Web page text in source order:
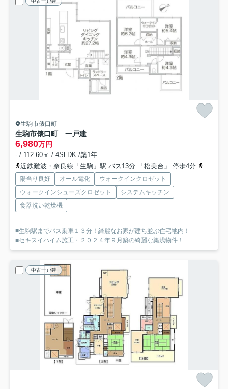
生駒市俵口町
生駒市俵口町 一戸建
6,980万円
- / 112.60㎡ / 4SLDK /築1年
近鉄難波・奈良線「生駒」駅 バス13分 「松美台」 停歩4分
陽当り良好 オール電化
ウォークインクロゼット
ウォークインシューズクロゼット
システムキッチン
食器洗い乾燥機
■生駒駅までバス乗車１３分！綺麗なお家が建ち並ぶ住宅地内！
■セキスイハイム施工・２０２４年９月築の綺麗な築浅物件！
中古一戸建